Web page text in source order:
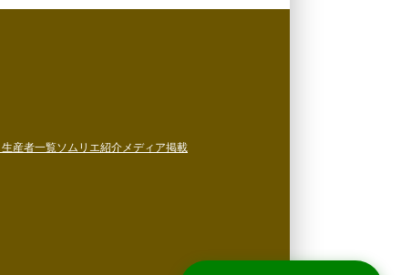
生産者一覧ソムリエ紹介メディア掲載